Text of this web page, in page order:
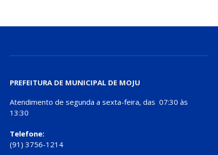
PREFEITURA DE MUNICIPAL DE MOJU
Atendimento de segunda a sexta-feira, das 07:30 às
13:30
Telefone:
(91) 3756-1214